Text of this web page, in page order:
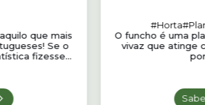
que mais
Se o
fizesse...
#Horta
O funcho é uma
vivaz que atinge